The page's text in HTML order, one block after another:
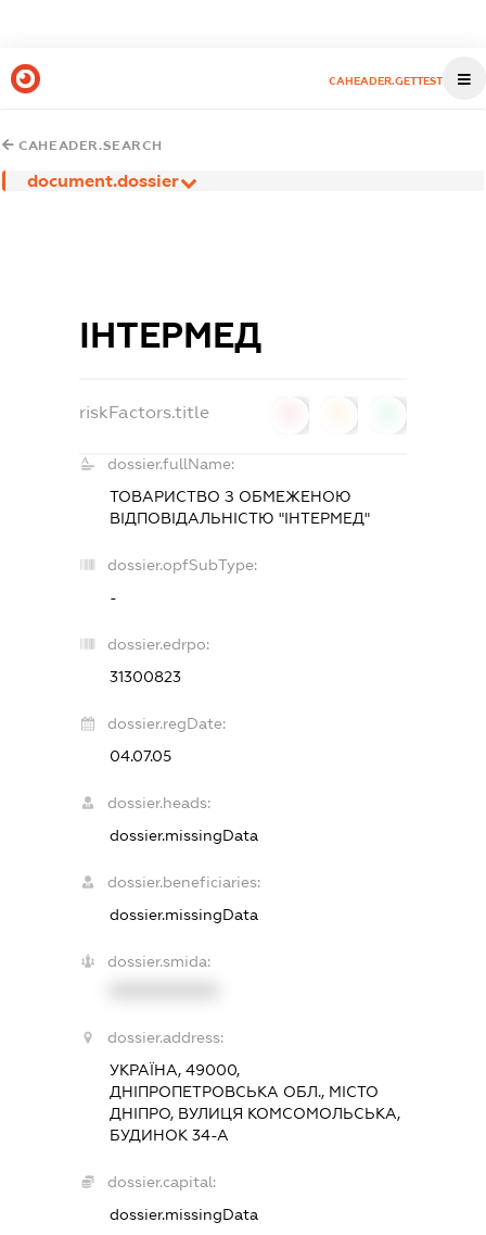
CAHEADER.GETTEST
CAHEADER.SEARCH
document.dossier
ІНТЕРМЕД
riskFactors.title
dossier.fullName:
ТОВАРИСТВО З ОБМЕЖЕНОЮ
ВІДПОВІДАЛЬНІСТЮ "ІНТЕРМЕД"
dossier.opfSubType:
-
dossier.edrpo:
31300823
dossier.regDate:
04.07.05
dossier.heads:
dossier.missingData
dossier.beneficiaries:
dossier.missingData
dossier.smida:
dossier.address:
УКРАЇНА, 49000,
ДНІПРОПЕТРОВСЬКА ОБЛ., МІСТО
ДНІПРО, ВУЛИЦЯ КОМСОМОЛЬСЬКА,
БУДИНОК 34-А
dossier.capital:
dossier.missingData